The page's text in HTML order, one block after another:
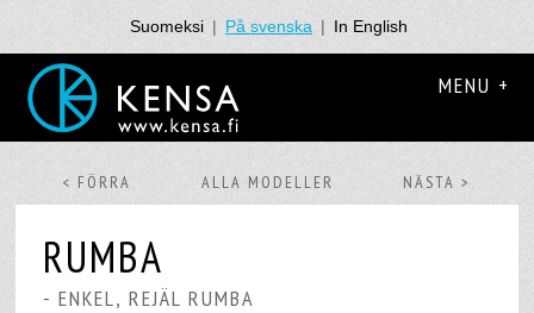
MENU +
Suomeksi | På svenska | In English
< FÖRRA ALLA MODELLER NÄSTA >
RUMBA
- ENKEL, REJÄL RUMBA